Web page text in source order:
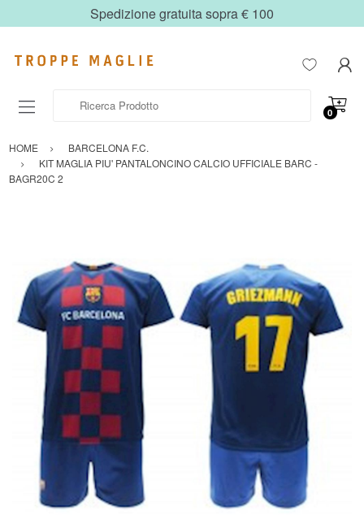
Spedizione gratuita sopra € 100
0
HOME
BARCELONA F.C.
KIT MAGLIA PIU' PANTALONCINO CALCIO UFFICIALE BARC -
BAGR20C 2